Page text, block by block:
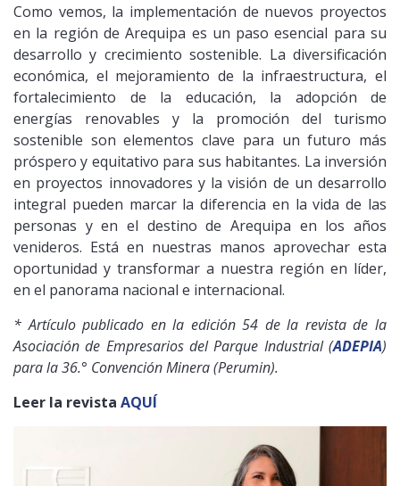
Como vemos, la implementación de nuevos proyectos
en la región de Arequipa es un paso esencial para su
desarrollo y crecimiento sostenible. La diversificación
económica, el mejoramiento de la infraestructura, el
fortalecimiento de la educación, la adopción de
energías renovables y la promoción del turismo
sostenible son elementos clave para un futuro más
próspero y equitativo para sus habitantes. La inversión
en proyectos innovadores y la visión de un desarrollo
integral pueden marcar la diferencia en la vida de las
personas y en el destino de Arequipa en los años
venideros. Está en nuestras manos aprovechar esta
oportunidad y transformar a nuestra región en líder,
en el panorama nacional e internacional.
* Artículo publicado en la edición 54 de la revista de la
Asociación de Empresarios del Parque Industrial (ADEPIA)
para la 36.° Convención Minera (Perumin).
Leer la revista AQUÍ